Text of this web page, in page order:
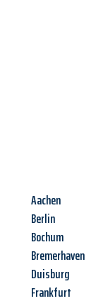
Aachen
Berlin
Bochum
Bremerhaven
Duisburg
Frankfurt